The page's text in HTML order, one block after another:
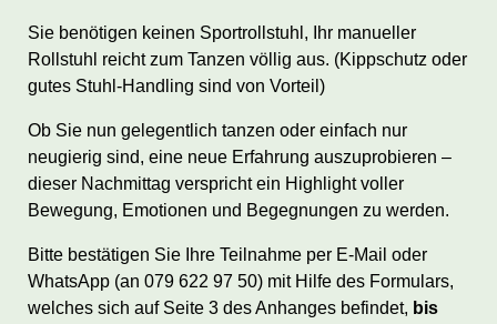
Sie benötigen keinen Sportrollstuhl, Ihr manueller
Rollstuhl reicht zum Tanzen völlig aus. (Kippschutz oder
gutes Stuhl-Handling sind von Vorteil)
Ob Sie nun gelegentlich tanzen oder einfach nur
neugierig sind, eine neue Erfahrung auszuprobieren –
dieser Nachmittag verspricht ein Highlight voller
Bewegung, Emotionen und Begegnungen zu werden.
Bitte bestätigen Sie Ihre Teilnahme per E-Mail oder
WhatsApp (an 079 622 97 50) mit Hilfe des Formulars,
welches sich auf Seite 3 des Anhanges befindet, bis